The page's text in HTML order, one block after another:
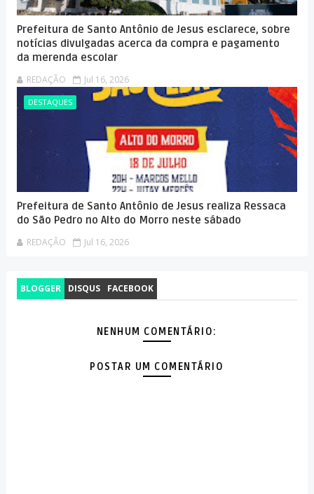
Prefeitura de Santo Antônio de Jesus esclarece, sobre
notícias divulgadas acerca da compra e pagamento
da merenda escolar
REDAÇÃO Jul 16, 2026
DESTAQUES
Prefeitura de Santo Antônio de Jesus realiza Ressaca
do São Pedro no Alto do Morro neste sábado
REDAÇÃO Jul 16, 2026
BLOGGER DISQUS FACEBOOK
NENHUM COMENTÁRIO:
POSTAR UM COMENTÁRIO